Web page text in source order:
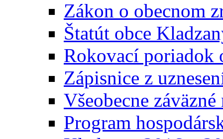
Zákon o obecnom
Štatút obce
Rokovací poriadok
Zápisnice z
Všeobecne
Program